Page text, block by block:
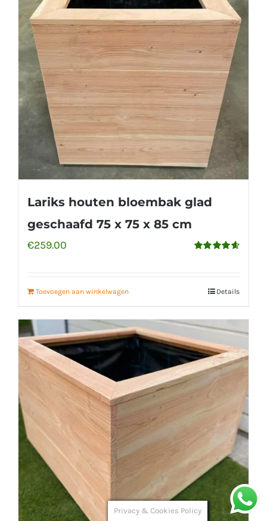
Lariks houten bloembak glad
geschaafd 75 x 75 x 85 cm
€259.00
Toevoegen aan winkelwagen Details
Privacy & Cookies Policy